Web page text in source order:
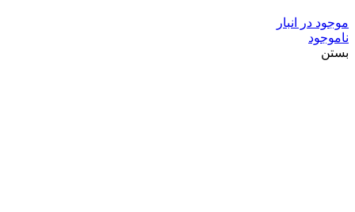
موجود در انبار
ناموجود
بستن